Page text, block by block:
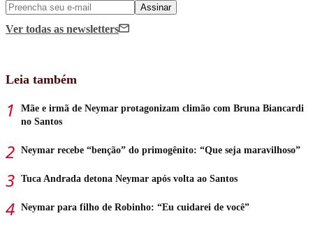
Assinar
Ver todas as newsletters
Leia também
Mãe e irmã de Neymar protagonizam climão com Bruna Biancardi
no Santos
Neymar recebe “benção” do primogênito: “Que seja maravilhoso”
Tuca Andrada detona Neymar após volta ao Santos
Neymar para filho de Robinho: “Eu cuidarei de você”